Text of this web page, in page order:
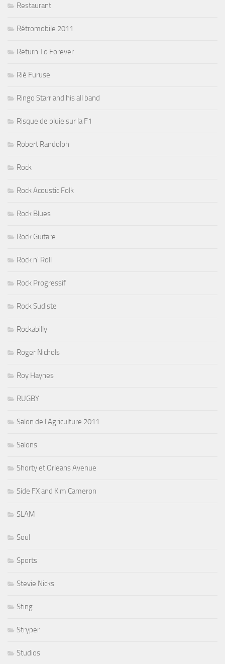
Restaurant
Rétromobile 2011
Return To Forever
Rié Furuse
Ringo Starr and his all band
Risque de pluie sur la F1
Robert Randolph
Rock
Rock Acoustic Folk
Rock Blues
Rock Guitare
Rock n' Roll
Rock Progressif
Rock Sudiste
Rockabilly
Roger Nichols
Roy Haynes
RUGBY
Salon de l'Agriculture 2011
Salons
Shorty et Orleans Avenue
Side FX and Kim Cameron
SLAM
Soul
Sports
Stevie Nicks
Sting
Stryper
Studios